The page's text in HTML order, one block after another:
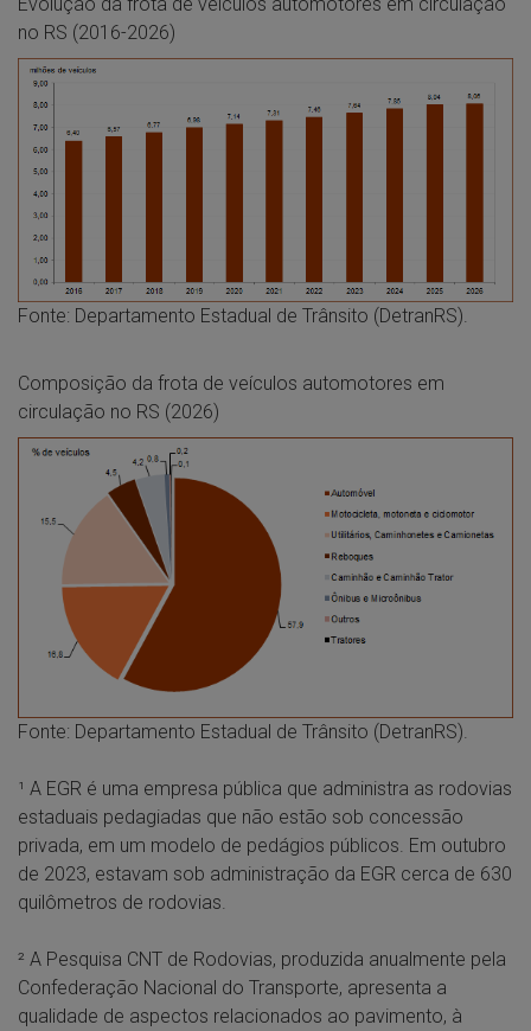
no RS (2016-2026)
Fonte: Departamento Estadual de Trânsito (DetranRS).
Composição da frota de veículos automotores em
circulação no RS (2026)
Fonte: Departamento Estadual de Trânsito (DetranRS).
¹ A EGR é uma empresa pública que administra as rodovias
estaduais pedagiadas que não estão sob concessão
privada, em um modelo de pedágios públicos. Em outubro
de 2023, estavam sob administração da EGR cerca de 630
quilômetros de rodovias.
² A Pesquisa CNT de Rodovias, produzida anualmente pela
Confederação Nacional do Transporte, apresenta a
qualidade de aspectos relacionados ao pavimento, à